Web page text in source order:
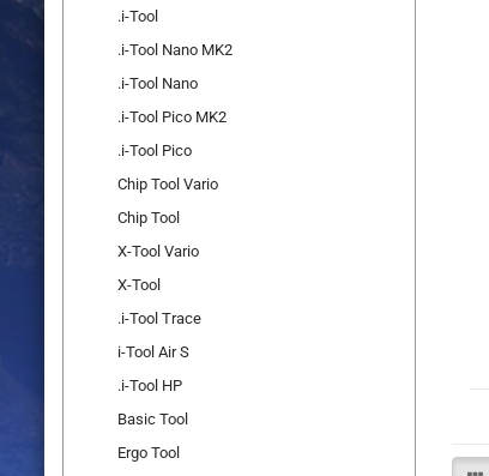
.i-Tool
.i-Tool Nano MK2
.i-Tool Nano
.i-Tool Pico MK2
.i-Tool Pico
Chip Tool Vario
Chip Tool
X-Tool Vario
X-Tool
.i-Tool Trace
i-Tool Air S
.i-Tool HP
Basic Tool
Ergo Tool